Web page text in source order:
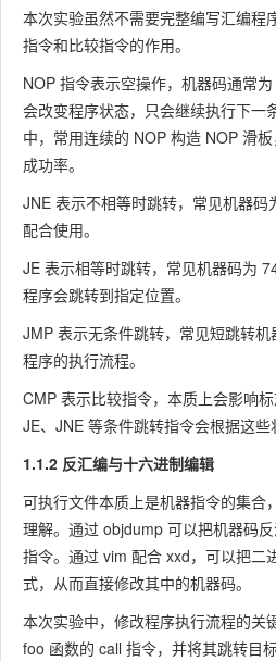
本次实验虽然不需要完整编写汇编程
指令和比较指令的作用。
NOP 指令表示空操作，机器码通常为
会改变程序状态，只会继续执行下一
中，常用连续的 NOP 构造 NOP 滑
成功率。
JNE 表示不相等时跳转，常见机器码
配合使用。
JE 表示相等时跳转，常见机器码为
程序会跳转到指定位置。
JMP 表示无条件跳转，常见短跳转机
程序的执行流程。
CMP 表示比较指令，本质上会影响
JE、 JNE 等条件跳转指令会根据这些
1.1.2 反汇编与十六进制编辑
可执行文件本质上是机器指令的集合
理解。通过 objdump 可以把机器码
指令。通过 vim 配合 xxd，可以把二
式，从而直接修改其中的机器码。
本次实验中，修改程序执行流程的关
foo 函数的 call 指令，并将其跳转目